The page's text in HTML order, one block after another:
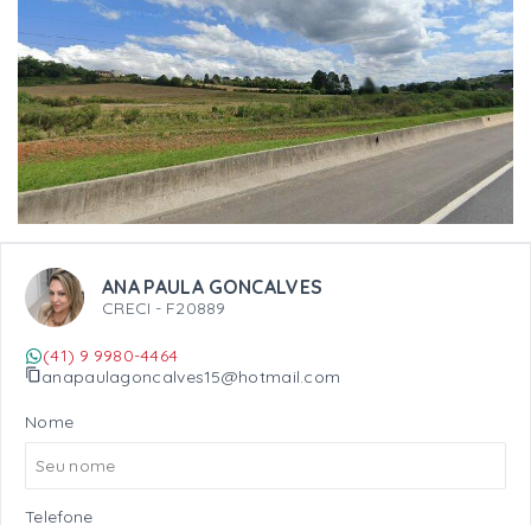
ANA PAULA GONCALVES
CRECI - F20889
(41) 9 9980-4464
anapaulagoncalves15@hotmail.com
Nome
Telefone